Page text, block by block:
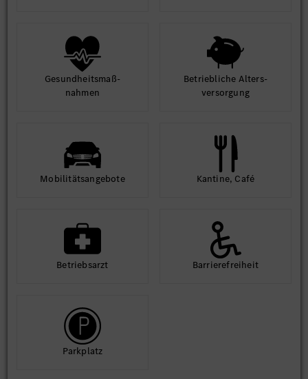
Gesund­heits­maß­
nahmen
Betrieb­liche Alters­
ver­sorgung
Mobilitäts­angebote Kantine, Café
Betriebs­arzt Barriere­frei­heit
Park­platz